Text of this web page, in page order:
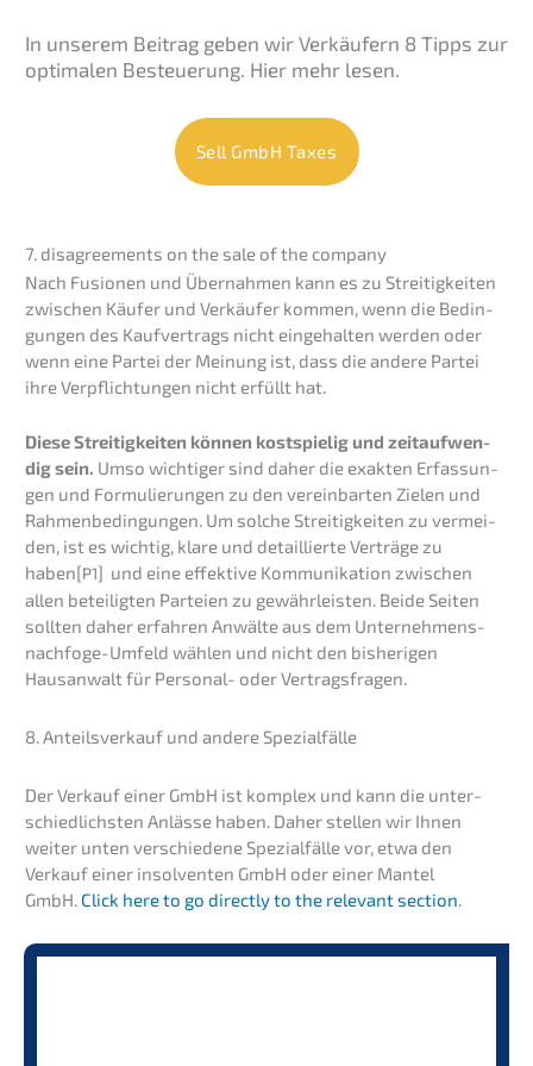
In unserem Beitrag geben wir Verkäu­fern 8 Tipps zur
optima­len Besteue­rung. Hier mehr lesen.
Sell GmbH Taxes
7. disagree­ments on the sale of the company
Nach Fusio­nen und Übernah­men kann es zu Strei­tig­kei­ten
zwischen Käufer und Verkäu­fer kommen, wenn die Bedin­
gun­gen des Kaufver­trags nicht einge­hal­ten werden oder
wenn eine Partei der Meinung ist, dass die andere Partei
ihre Verpflich­tun­gen nicht erfüllt hat.
Diese Strei­tig­kei­ten können kostspie­lig und zeitauf­wen­
dig sein. Umso wichti­ger sind daher die exakten Erfas­sun­
gen und Formu­lie­run­gen zu den verein­bar­ten Zielen und
Rahmen­be­din­gun­gen. Um solche Strei­tig­kei­ten zu vermei­
den, ist es wichtig, klare und detail­lier­te Verträ­ge zu
haben[P1] und eine effek­ti­ve Kommu­ni­ka­ti­on zwischen
allen betei­lig­ten Partei­en zu gewähr­leis­ten. Beide Seiten
sollten daher erfah­ren Anwäl­te aus dem Unter­neh­mens­
nach­fo­ge-Umfeld wählen und nicht den bishe­ri­gen
Hausan­walt für Perso­nal- oder Vertragsfragen.
8. Anteils­ver­kauf und andere Spezialfälle
Der Verkauf einer GmbH ist komplex und kann die unter­
schied­lichs­ten Anläs­se haben. Daher stellen wir Ihnen
weiter unten verschie­de­ne Spezi­al­fäl­le vor, etwa den
Verkauf einer insol­ven­ten GmbH oder einer Mantel
GmbH. Click here to go direct­ly to the relevant section.